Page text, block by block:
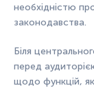
необхідністю
законодавства.
Біля
перед
щодо функцій,